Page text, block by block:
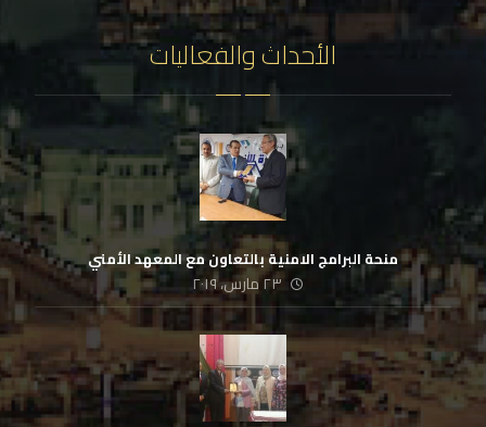
الأحداث والفعاليات
منحة البرامج الامنية بالتعاون مع المعهد الأمني
٢٣ مارس، ٢٠١٩